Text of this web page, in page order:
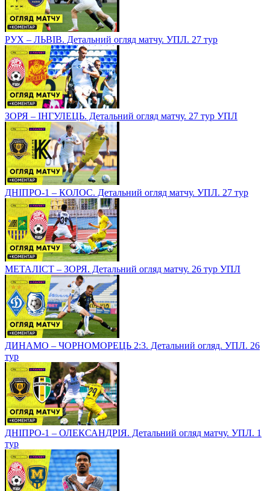
РУХ – ЛЬВІВ. Детальний огляд матчу. УПЛ. 27 тур
ЗОРЯ – ІНГУЛЕЦЬ. Детальний огляд матчу. 27 тур УПЛ
ДНІПРО-1 – КОЛОС. Детальний огляд матчу. УПЛ. 27 тур
МЕТАЛІСТ – ЗОРЯ. Детальний огляд матчу. 26 тур УПЛ
ДИНАМО – ЧОРНОМОРЕЦЬ 2:3. Детальний огляд. УПЛ. 26
тур
ДНІПРО-1 – ОЛЕКСАНДРІЯ. Детальний огляд матчу. УПЛ. 1
тур